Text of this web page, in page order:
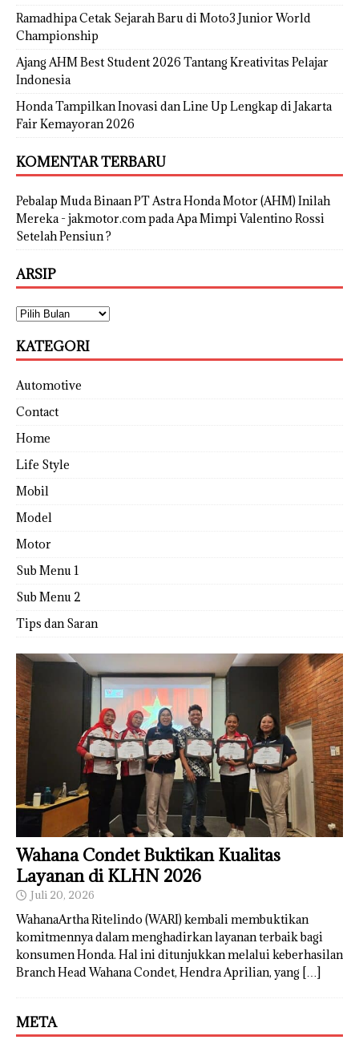
Ramadhipa Cetak Sejarah Baru di Moto3 Junior World
Championship
Ajang AHM Best Student 2026 Tantang Kreativitas Pelajar
Indonesia
Honda Tampilkan Inovasi dan Line Up Lengkap di Jakarta
Fair Kemayoran 2026
KOMENTAR TERBARU
Pebalap Muda Binaan PT Astra Honda Motor (AHM) Inilah
Mereka - jakmotor.compada Apa Mimpi Valentino Rossi
Setelah Pensiun ?
ARSIP
KATEGORI
Automotive
Contact
Home
Life Style
Mobil
Model
Motor
Sub Menu 1
Sub Menu 2
Tips dan Saran
Wahana Condet Buktikan Kualitas
Layanan di KLHN 2026
Juli 20, 2026
WahanaArtha Ritelindo (WARI) kembali membuktikan
komitmennya dalam menghadirkan layanan terbaik bagi
konsumen Honda. Hal ini ditunjukkan melalui keberhasilan
Branch Head Wahana Condet, Hendra Aprilian, yang […]
META